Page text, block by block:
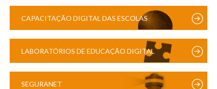
CAPACITAÇÃO DIGITAL DAS ESCOLAS
LABORATÓRIOS DE EDUCAÇÃO DIGITAL
SEGURANET